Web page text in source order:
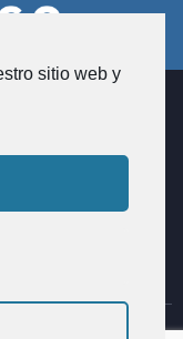
Asesoramento e
comunidades e
sitio web y